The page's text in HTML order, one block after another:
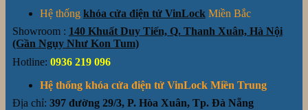
Hệ thống khóa cửa điện tử VinLock Miền Bắc
Showroom : 140 Khuất Duy Tiến, Q. Thanh Xuân, Hà Nội
(Gần Ngụy Như Kon Tum)
Hotline: 0936 219 096
Hệ thống khóa cửa điện tử VinLock Miền Trung
Địa chỉ: 397 đường 29/3, P. Hòa Xuân, Tp. Đà Nẵng